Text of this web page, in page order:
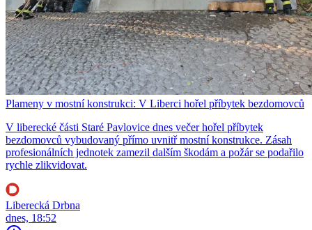
Plameny v mostní konstrukci: V Liberci hořel příbytek bezdomovců
V liberecké části Staré Pavlovice dnes večer hořel příbytek
bezdomovců vybudovaný přímo uvnitř mostní konstrukce. Zásah
profesionálních jednotek zamezil dalším škodám a požár se podařilo
rychle zlikvidovat.
Liberecká Drbna
dnes, 18:52